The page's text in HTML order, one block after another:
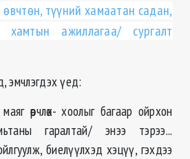
түүний хамаатан садан,
ажиллагаа/ сургалт
эмчлэгдэх үед:
өөрчлөх- хоолыг багаар ойрхон
гаралтай/ энээ тэрээ...
биелүүлхэд хэцүү, гэхдээ